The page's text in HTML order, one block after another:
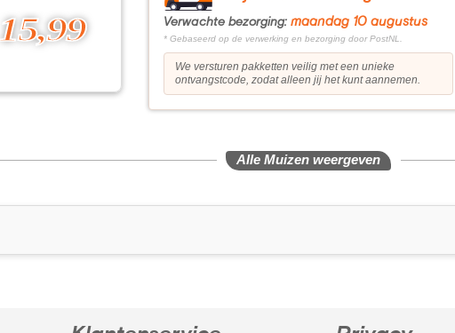
15,99 Verwachte bezorging: maandag 10 augustus
* Gebaseerd op de verwerking en bezorging door PostNL.
We versturen pakketten veilig met een unieke
ontvangstcode, zodat alleen jij het kunt aannemen.
Alle Muizen weergeven